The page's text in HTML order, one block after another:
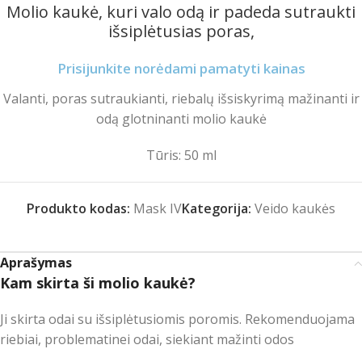
Molio kaukė, kuri valo odą ir padeda sutraukti
išsiplėtusias poras,
Prisijunkite norėdami pamatyti kainas
Valanti, poras sutraukianti, riebalų išsiskyrimą mažinanti ir
odą glotninanti molio kaukė
Tūris: 50 ml
Produkto kodas: Mask IVKategorija: Veido kaukės
Aprašymas
Kam skirta ši molio kaukė?
Ji skirta odai su išsiplėtusiomis poromis. Rekomenduojama
riebiai, problematinei odai, siekiant mažinti odos